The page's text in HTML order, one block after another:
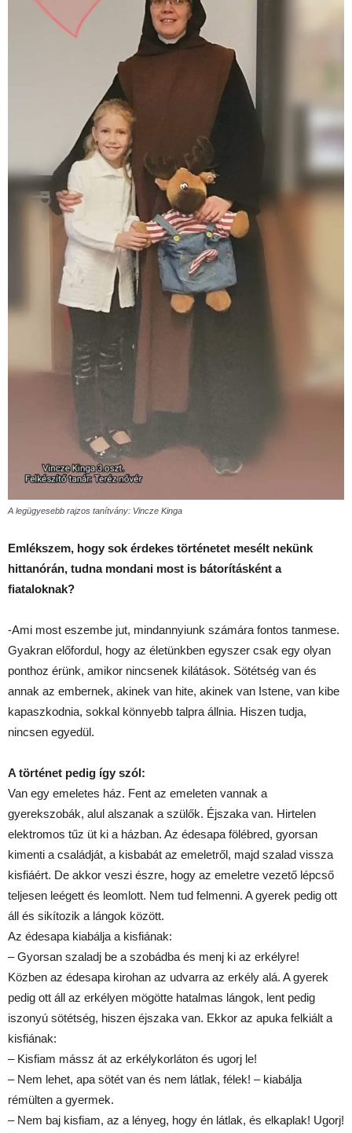
A legügyesebb rajzos tanítvány: Vincze Kinga
Emlékszem, hogy sok érdekes történetet mesélt nekünk
hittanórán, tudna mondani most is bátorításként a
fiataloknak?
-Ami most eszembe jut, mindannyiunk számára fontos tanmese.
Gyakran előfordul, hogy az életünkben egyszer csak egy olyan
ponthoz érünk, amikor nincsenek kilátások. Sötétség van és
annak az embernek, akinek van hite, akinek van Istene, van kibe
kapaszkodnia, sokkal könnyebb talpra állnia. Hiszen tudja,
nincsen egyedül.
A történet pedig így szól:
Van egy emeletes ház. Fent az emeleten vannak a
gyerekszobák, alul alszanak a szülők. Éjszaka van. Hirtelen
elektromos tűz üt ki a házban. Az édesapa fölébred, gyorsan
kimenti a családját, a kisbabát az emeletről, majd szalad vissza
kisfiáért. De akkor veszi észre, hogy az emeletre vezető lépcső
teljesen leégett és leomlott. Nem tud felmenni. A gyerek pedig ott
áll és sikítozik a lángok között.
Az édesapa kiabálja a kisfiának:
– Gyorsan szaladj be a szobádba és menj ki az erkélyre!
Közben az édesapa kirohan az udvarra az erkély alá. A gyerek
pedig ott áll az erkélyen mögötte hatalmas lángok, lent pedig
iszonyú sötétség, hiszen éjszaka van. Ekkor az apuka felkiált a
kisfiának:
– Kisfiam mássz át az erkélykorláton és ugorj le!
– Nem lehet, apa sötét van és nem látlak, félek! – kiabálja
rémülten a gyermek.
– Nem baj kisfiam, az a lényeg, hogy én látlak, és elkaplak! Ugorj!